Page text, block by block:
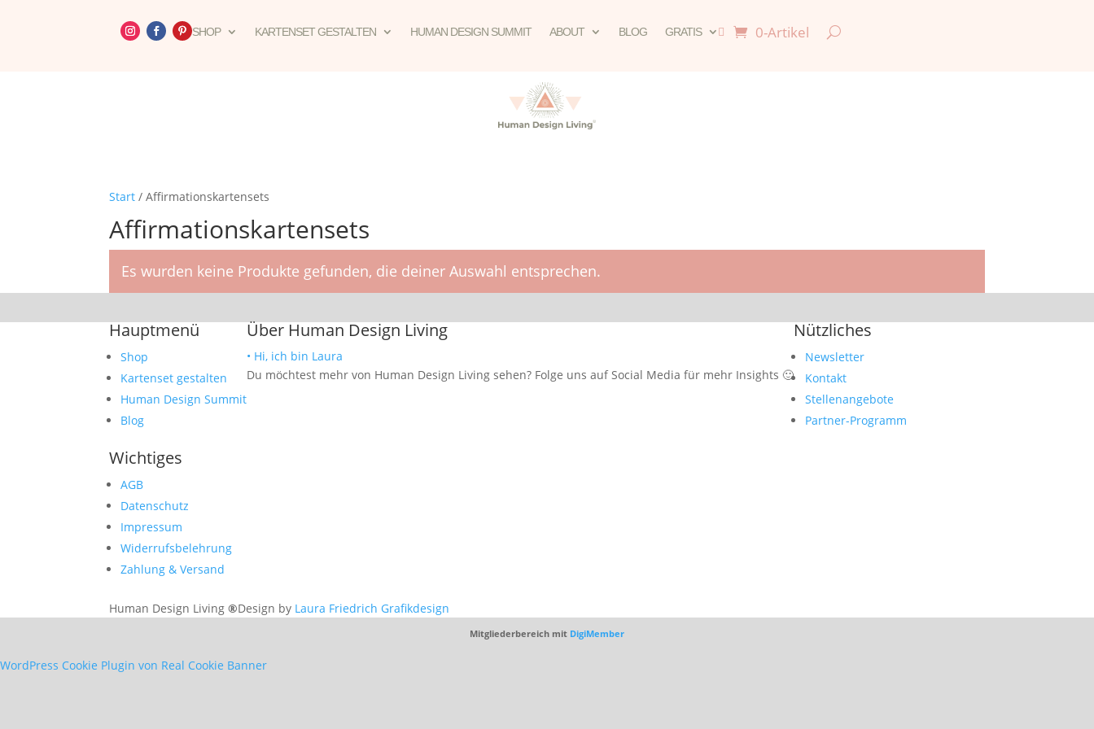
SHOP KARTENSET GESTALTEN HUMAN DESIGN SUMMIT ABOUT BLOG GRATIS  0-Artikel
Start / Affirmationskartensets
Affirmationskartensets
Es wurden keine Produkte gefunden, die deiner Auswahl entsprechen.
Hauptmenü
Shop
Kartenset gestalten
Human Design Summit
Blog
Über Human Design Living
• Hi, ich bin Laura
Du möchtest mehr von Human Design Living sehen? Folge uns auf Social Media für mehr Insights 🙂
Nützliches
Newsletter
Kontakt
Stellenangebote
Partner-Programm
Wichtiges
AGB
Datenschutz
Impressum
Widerrufsbelehrung
Zahlung & Versand
Human Design Living®Design by Laura Friedrich Grafikdesign
Mitgliederbereich mit DigiMember
WordPress Cookie Plugin von Real Cookie Banner